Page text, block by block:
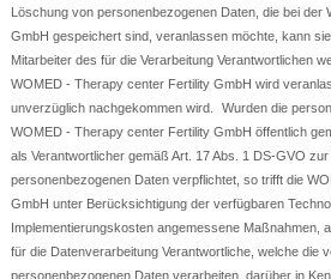
Löschung von personenbezogenen Daten, die bei der
GmbH gespeichert sind, veranlassen möchte, kann
Mitarbeiter des für die Verarbeitung Verantwortlichen
WOMED - Therapy center Fertility GmbH wird
unverzüglich nachgekommen wird. Wurden die
WOMED - Therapy center Fertility GmbH öffentlich
als Verantwortlicher gemäß Art. 17 Abs. 1 DS-GVO
personenbezogenen Daten verpflichtet, so trifft die
GmbH unter Berücksichtigung der verfügbaren
Implementierungskosten angemessene Maßnahmen,
für die Datenverarbeitung Verantwortliche, welche die
personenbezogenen Daten verarbeiten, darüber in